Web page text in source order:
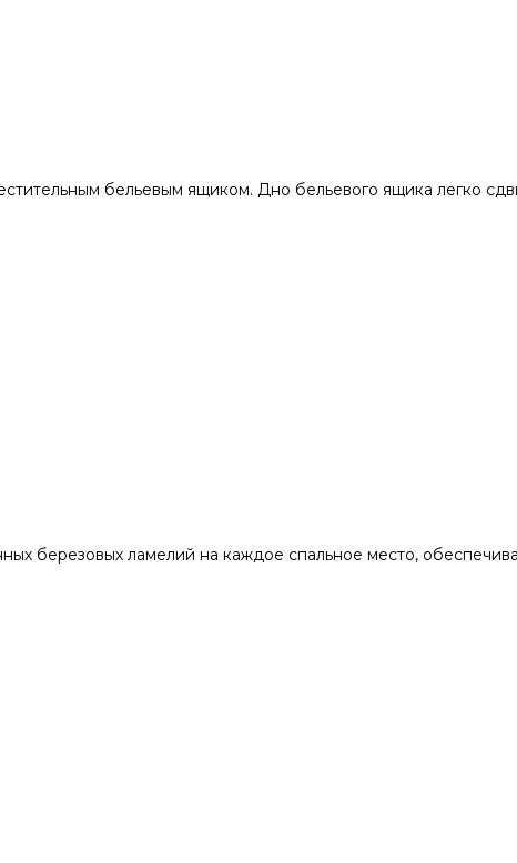
бельевым ящиком. Дно бельевого ящика легко
березовых ламелий на каждое спальное место,